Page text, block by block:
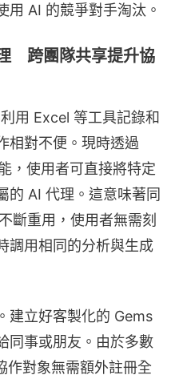
用 AI 的競爭對手淘汰。
跨團隊共享提升協
用 Excel 等工具記錄和
相對不便。現時透過
，使用者可直接將特定
的 AI 代理。這意味著同
斷重用，使用者無需刻
調用相同的分析與生成
建立好客製化的 Gems
同事或朋友。由於多數
作對象無需額外註冊全